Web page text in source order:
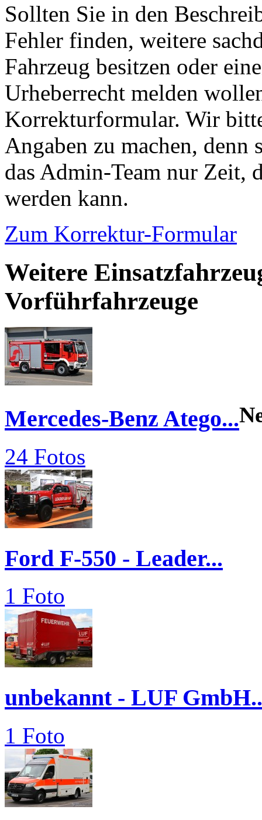
Sollten Sie in den
Fehler finden, weitere
Fahrzeug besitzen oder
Urheberrecht melden
Korrekturformular. Wir
Angaben zu machen,
das Admin-Team nur Zeit,
werden kann.
Zum Korrektur-Formular
Weitere
Vorführfahrzeuge
Mercedes-Benz Atego...
24 Fotos
Ford F-550 - Leader...
1 Foto
unbekannt - LUF
1 Foto